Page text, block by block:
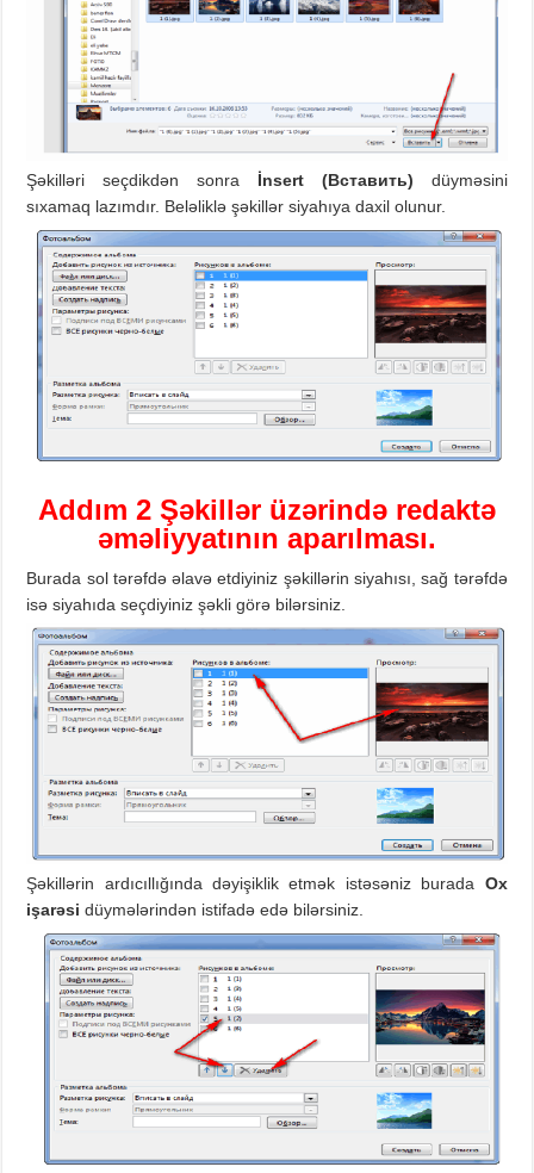
Şəkilləri seçdikdən sonra İnsert (Вставить) düyməsini
sıxamaq lazımdır. Beləliklə şəkillər siyahıya daxil olunur.
Addım 2 Şəkillər üzərində redaktə
əməliyyatının aparılması.
Burada sol tərəfdə əlavə etdiyiniz şəkillərin siyahısı, sağ tərəfdə
isə siyahıda seçdiyiniz şəkli görə bilərsiniz.
Şəkillərin ardıcıllığında dəyişiklik etmək istəsəniz burada Ox
işarəsidüymələrindən istifadə edə bilərsiniz.